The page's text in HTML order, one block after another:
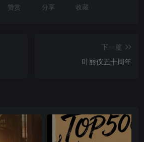
赞赏 分享 收藏
下一篇
叶丽仪五十周年